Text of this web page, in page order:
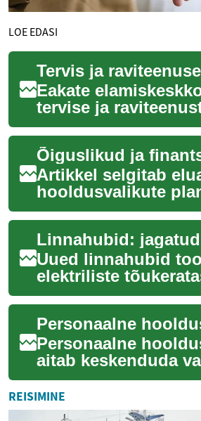
LOE EDASI
Eakate
tervise ja
korraldamine
igapäevast
meditsiinilist
Artikkel selgitab
hooldusvalikute
õiguslikke ja
aspekte, hõlmates
rahastamist,...
Uued linnahubid
elektriliste
jalgrataste
parkimise kokku
kompaktsetesse
Personaalne
aitab keskenduda
lähedase
vajadustele, kodusele
elukorraldusele j...
REISIMINE